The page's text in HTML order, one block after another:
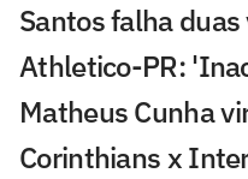
Santos falha
Athletico-PR:
Matheus Cunha
Corinthians x